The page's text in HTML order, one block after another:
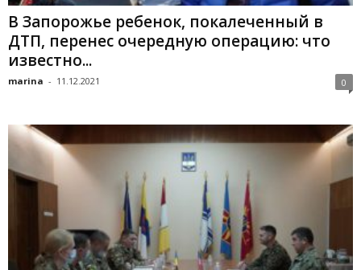
В Запорожье ребенок, покалеченный в
ДТП, перенес очередную операцию: что
известно...
marina - 11.12.2021 0